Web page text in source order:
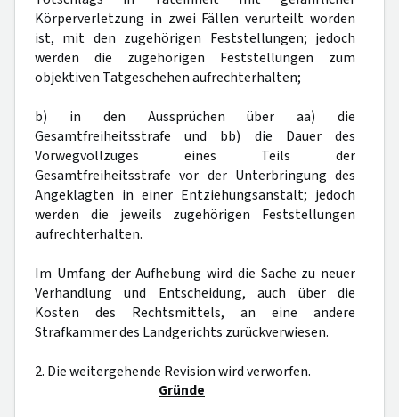
Körperverletzung in zwei Fällen verurteilt worden
ist, mit den zugehörigen Feststellungen; jedoch
werden die zugehörigen Feststellungen zum
objektiven Tatgeschehen aufrechterhalten;
b) in den Aussprüchen über aa) die
Gesamtfreiheitsstrafe und bb) die Dauer des
Vorwegvollzuges eines Teils der
Gesamtfreiheitsstrafe vor der Unterbringung des
Angeklagten in einer Entziehungsanstalt; jedoch
werden die jeweils zugehörigen Feststellungen
aufrechterhalten.
Im Umfang der Aufhebung wird die Sache zu neuer
Verhandlung und Entscheidung, auch über die
Kosten des Rechtsmittels, an eine andere
Strafkammer des Landgerichts zurückverwiesen.
2. Die weitergehende Revision wird verworfen.
Gründe